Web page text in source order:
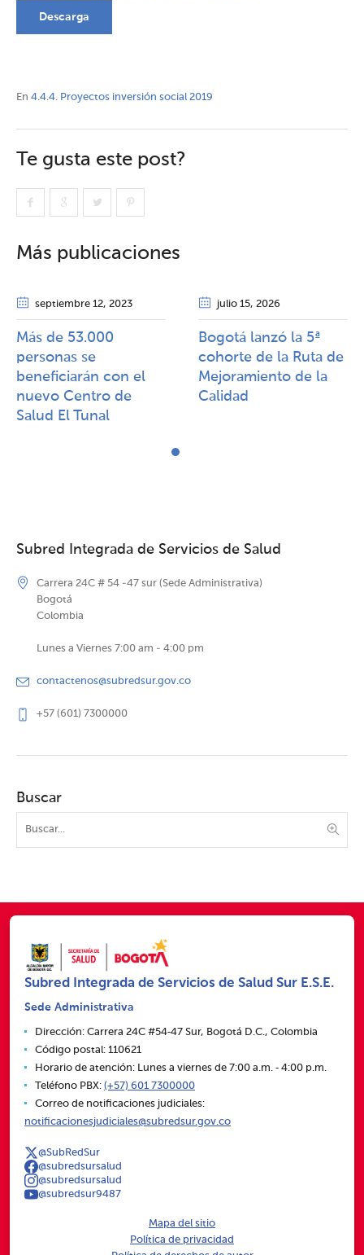
Descarga
En 4.4.4. Proyectos inversión social 2019
Te gusta este post?
Más publicaciones
septiembre 12, 2023
Más de 53.000
personas se
beneficiarán con el
nuevo Centro de
Salud El Tunal
julio 15, 2026
Bogotá lanzó la 5ª
cohorte de la Ruta de
Mejoramiento de la
Calidad​​
Subred Integrada de Servicios de Salud
Carrera 24C # 54 -47 sur (Sede Administrativa)
Bogotá
Colombia
Lunes a Viernes 7:00 am - 4:00 pm
contactenos@subredsur.gov.co
+57 (601) 7300000
Buscar
Subred Integrada de Servicios de Salud Sur E.S.E.
Sede Administrativa
Dirección: Carrera 24C #54‑47 Sur, Bogotá D.C., Colombia
Código postal: 110621
Horario de atención: Lunes a viernes de 7:00 a.m. ‑ 4:00 p.m.
Teléfono PBX: (+57) 601 7300000
Correo de notificaciones judiciales:
notificacionesjudiciales@subredsur.gov.co
@SubRedSur
@subredsursalud
@subredsursalud
@subredsur9487
Mapa del sitio
Política de privacidad